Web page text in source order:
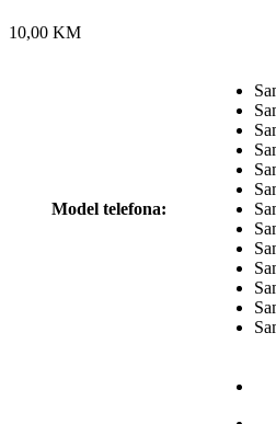
10,00 KM
Model telefona: